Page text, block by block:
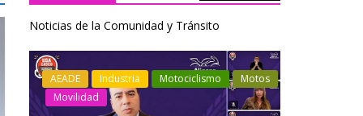
Noticias de la Comunidad y Tránsito
Industria Movilidad
Transporte
Varios